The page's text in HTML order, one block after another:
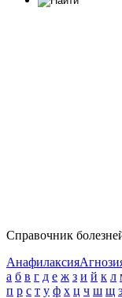
Справочник
Анафилаксия
а б в г д е ж з и й к л
п р с т у ф х ц ч ш щ